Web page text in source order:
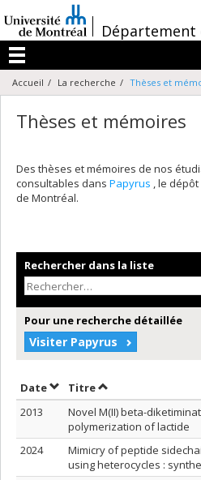
au
contenu
/Département
Menu
Accueil La recherche Thèses et
Thèses et mémoires
Des thèses et mémoires de nos
consultables dans Papyrus , le
de Montréal.
Rechercher dans la liste
Pour une recherche détaillée
Visiter Papyrus
DateTrier par date en ordre
TitreTrier par titre en
2013
Novel M(II) beta-
polymerization of lactide
2024
Mimicry of peptide
using heterocycles :